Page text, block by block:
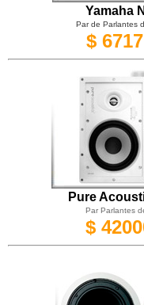
Yamaha
Par de Parlantes
$
Pure
Par Parlantes
$